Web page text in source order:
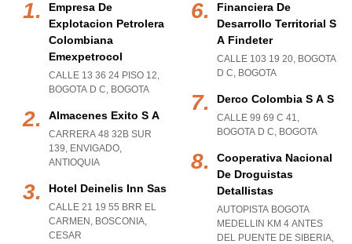
Empresa De
Explotacion Petrolera
Colombiana
Emexpetrocol
CALLE 13 36 24 PISO 12,
BOGOTA D C, BOGOTA
Almacenes Exito S A
CARRERA 48 32B SUR
139, ENVIGADO,
ANTIOQUIA
Hotel Deinelis Inn Sas
CALLE 21 19 55 BRR EL
CARMEN , BOSCONIA,
CESAR
Financiera De
Desarrollo Territorial S
A Findeter
CALLE 103 19 20, BOGOTA
D C, BOGOTA
Derco Colombia S A S
CALLE 99 69 C 41,
BOGOTA D C, BOGOTA
Cooperativa Nacional
De Droguistas
Detallistas
AUTOPISTA BOGOTA
MEDELLIN KM 4 ANTES
DEL PUENTE DE SIBERIA,